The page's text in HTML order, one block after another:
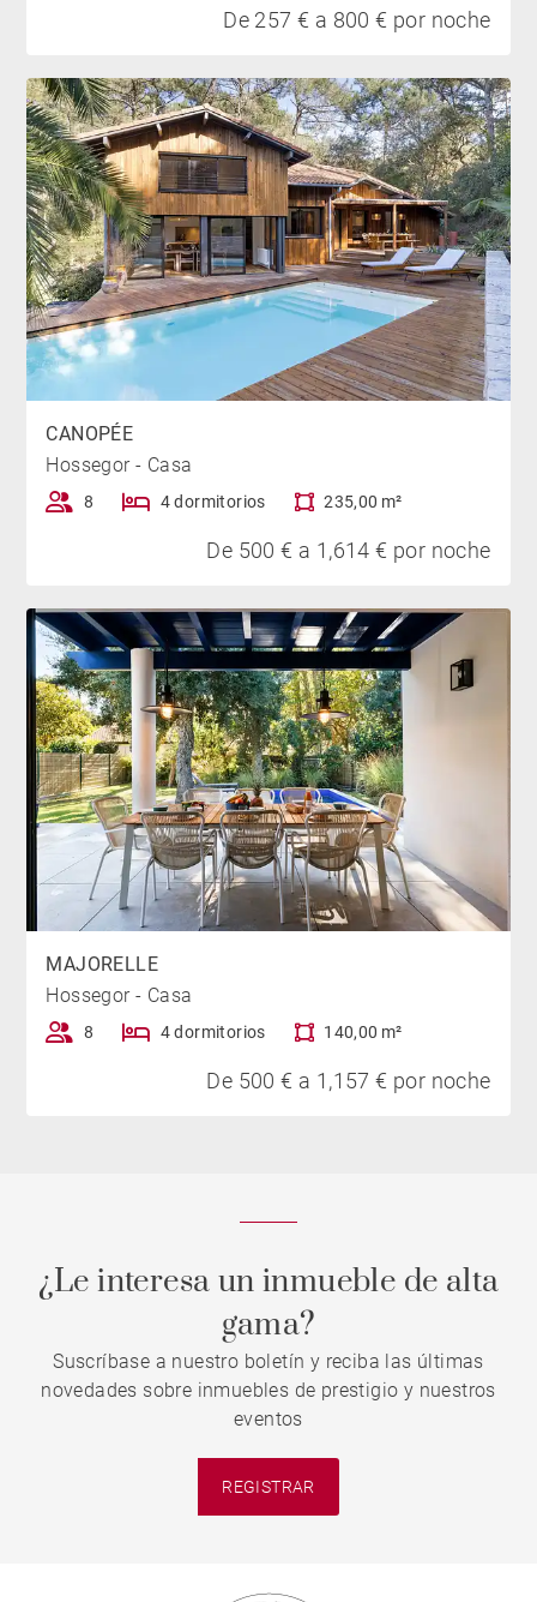
De 257 € a 800 € por noche
CANOPÉE
Hossegor - Casa
8 4 dormitorios 235,00 m²
De 500 € a 1,614 € por noche
MAJORELLE
Hossegor - Casa
8 4 dormitorios 140,00 m²
De 500 € a 1,157 € por noche
¿Le interesa un inmueble de alta
gama?
Suscríbase a nuestro boletín y reciba las últimas
novedades sobre inmuebles de prestigio y nuestros
eventos
REGISTRAR